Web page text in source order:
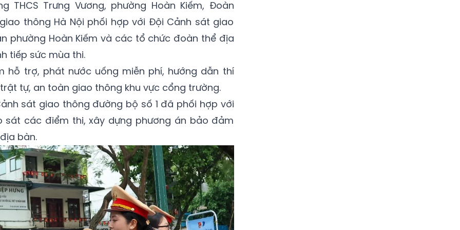
THCS Trưng Vương, phường Hoàn Kiếm, Đoàn
thông Hà Nội phối hợp với Đội Cảnh sát giao
phường Hoàn Kiếm và các tổ chức đoàn thể địa
tiếp sức mùa thi.
hỗ trợ, phát nước uống miễn phí, hướng dẫn thí
tự, an toàn giao thông khu vực cổng trường.
sát giao thông đường bộ số 1 đã phối hợp với
sát các điểm thi, xây dựng phương án bảo đảm
bàn.